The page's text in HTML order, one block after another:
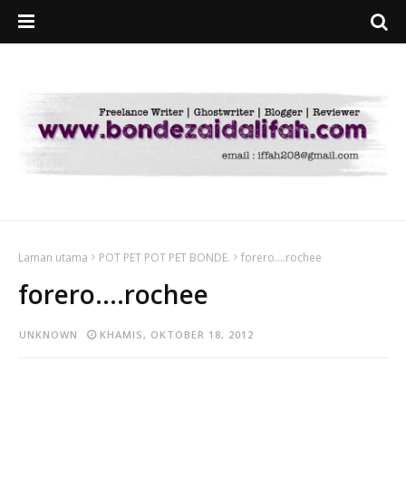
Laman utama POT PET POT PET BONDE. forero....rochee
forero....rochee
UNKNOWN KHAMIS, OKTOBER 18, 2012